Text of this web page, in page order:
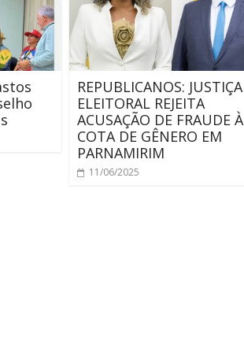
REPUBLICANOS: JUSTIÇA
ELEITORAL REJEITA
ACUSAÇÃO DE FRAUDE À
COTA DE GÊNERO EM
PARNAMIRIM
11/06/2025